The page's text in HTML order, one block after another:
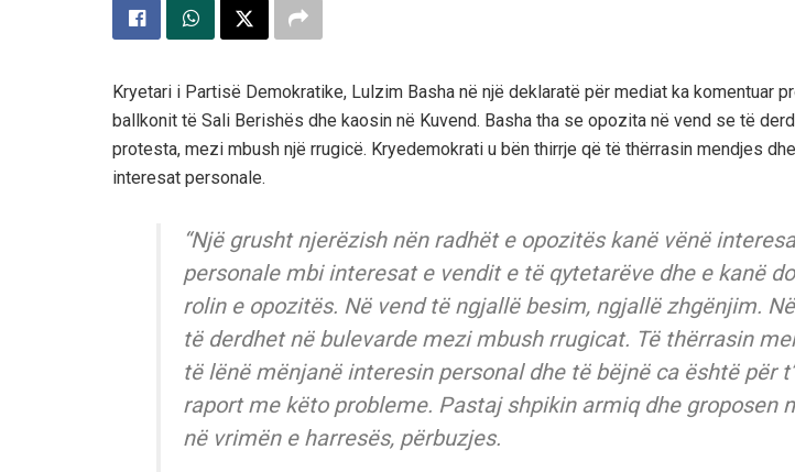
Kryetari i Partisë Demokratike, Lulzim Basha në një deklaratë për mediat ka komentuar
ballkonit të Sali Berishës dhe kaosin në Kuvend. Basha tha se opozita në vend se të
protesta, mezi mbush një rrugicë. Kryedemokrati u bën thirrje që të thërrasin mendjes
interesat personale.
“Një grusht njerëzish nën radhët e opozitës kanë vënë
personale mbi interesat e vendit e të qytetarëve dhe e kanë
rolin e opozitës. Në vend të ngjallë besim, ngjallë zhgënjim.
të derdhet në bulevarde mezi mbush rrugicat. Të thërrasin
të lënë mënjanë interesin personal dhe të bëjnë ca është për
raport me këto probleme. Pastaj shpikin armiq dhe groposen
në vrimën e harresës, përbuzjes.